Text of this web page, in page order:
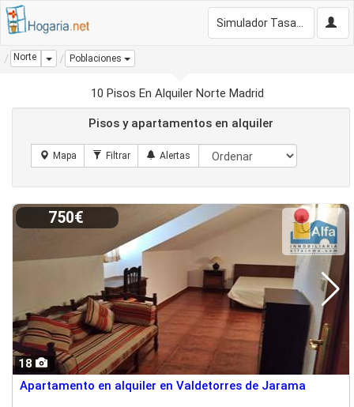
Norte Dropdown
Poblaciones
10 Pisos En Alquiler Norte Madrid
Pisos y apartamentos en alquiler
18
750€
Apartamento en alquiler en Valdetorres de Jarama